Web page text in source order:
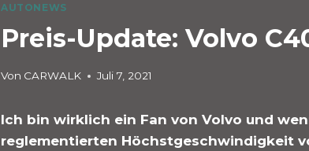
AUTONEWS
Preis-Update: Volvo
Von CARWALK Juli 7, 2021
Ich bin wirklich ein Fan von Volvo und
reglementierten Höchstgeschwindigkeit